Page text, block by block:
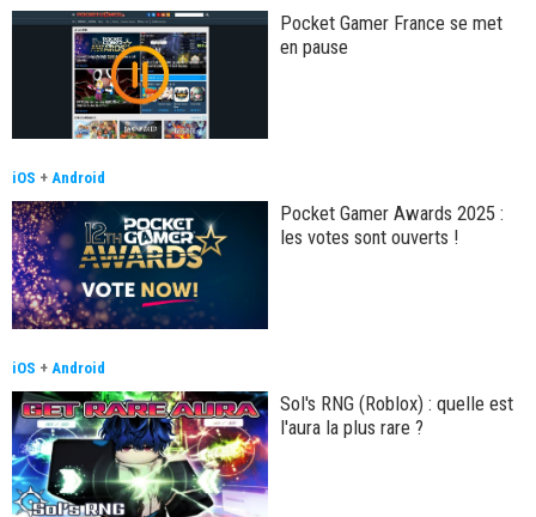
Pocket Gamer France se met
en pause
iOS + Android
Pocket Gamer Awards 2025 :
les votes sont ouverts !
iOS + Android
Sol's RNG (Roblox) : quelle est
l'aura la plus rare ?